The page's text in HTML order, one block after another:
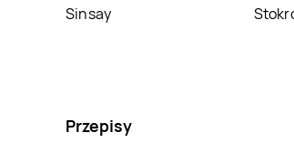
Sinsay
Przepisy